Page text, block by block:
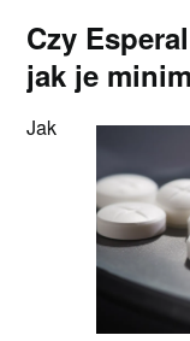
Czy
jak je
Jak